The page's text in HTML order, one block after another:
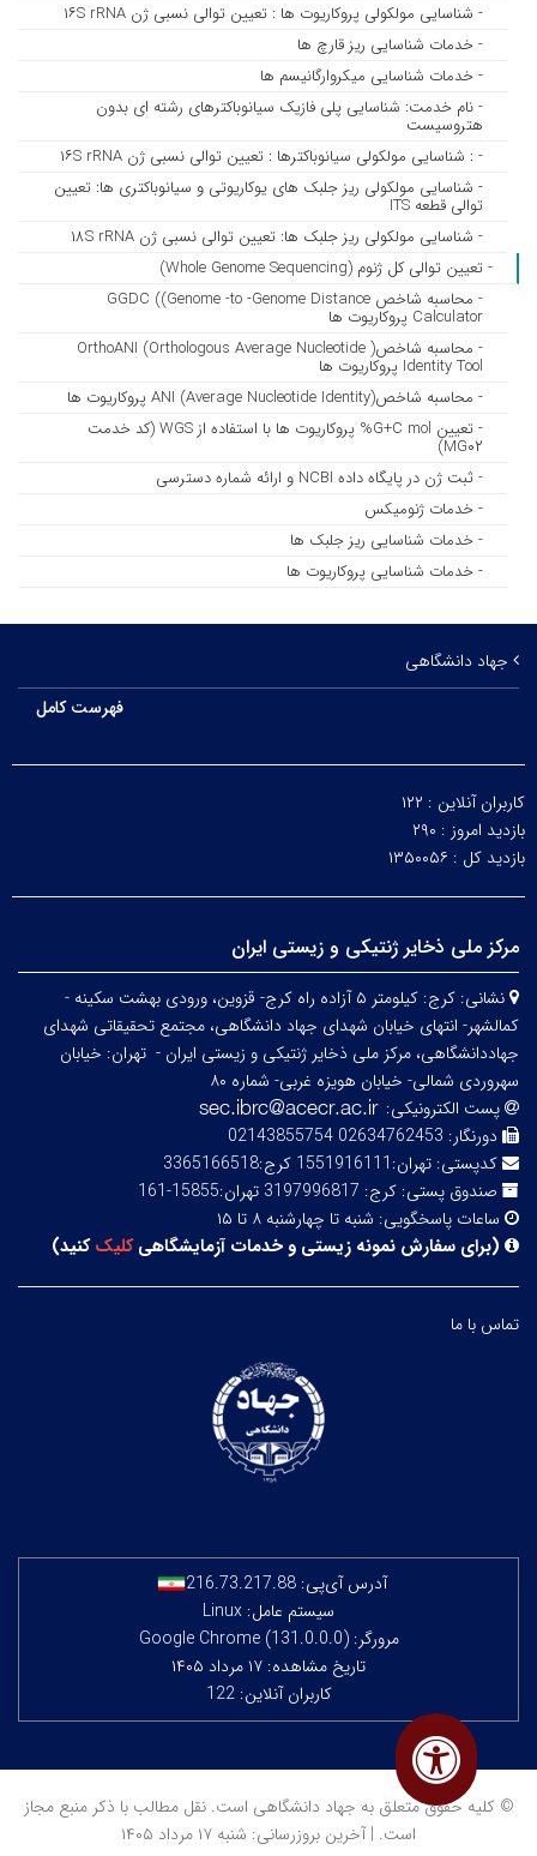
- شناسایی مولکولی پروکاریوت ها : تعیین توالی نسبی ژن ۱۶S rRNA
- خدمات شناسایی ریز قارچ ها
- خدمات شناسایی میکروارگانیسم ها
- نام خدمت: شناسایی پلی فازیک سیانوباکترهای رشته ای بدون
هتروسیست
- : شناسایی مولکولی سیانوباکترها : تعیین توالی نسبی ژن ۱۶S rRNA
- شناسایی مولکولی ریز جلبک های یوکاریوتی و سیانوباکتری ها: تعیین
توالی قطعه ITS
- شناسایی مولکولی ریز جلبک ها: تعیین توالی نسبی ژن ۱۸S rRNA
- تعیین توالی کل ژنوم (Whole Genome Sequencing)
- محاسبه شاخص GGDC ((Genome -to -Genome Distance
Calculator پروکاریوت ها
- محاسبه شاخص( OrthoANI (Orthologous Average Nucleotide
Identity Tool پروکاریوت ها
- محاسبه شاخص(ANI (Average Nucleotide Identity پروکاریوت ها
- تعیین G+C mol% پروکاریوت ها با استفاده از WGS (کد خدمت
MG۰۲)
- ثبت ژن در پایگاه داده NCBI و ارائه شماره دسترسی
- خدمات ژنومیکس
- خدمات شناسایی ریز جلبک ها
- خدمات شناسایی پروکاریوت ها
جهاد دانشگاهی
فهرست کامل
کاربران آنلاین : ۱۲۲
بازدید امروز : ۲۹۰
بازدید کل : ۱۳۵۰۰۵۶
مرکز ملی ذخایر ژنتیکی و زیستی ایران
نشانی:
کرج: کیلومتر ۵ آزاده راه کرج- قزوین، ورودی بهشت سکینه -
کمالشهر- انتهای خیابان شهدای جهاد دانشگاهی، مجتمع تحقیقاتی شهدای
جهاددانشگاهی، مرکز ملی ذخایر ژنتیکی و زیستی ایران - تهران: خیابان
سهروردی شمالی- خیابان هویزه غربی- شماره ۸۰
پست الکترونیکی:
دورنگار: 02634762453 02143855754
کدپستی: تهران:1551916111 کرج:3365166518
صندوق پستی: کرج: 3197996817 تهران:15855-161
ساعات پاسخگویی: شنبه تا چهارشنبه ۸ تا ۱۵
(برای سفارش نمونه زیستی و خدمات آزمایشگاهیکلیککنید)
تماس با ما
آدرس آی‌پی: 216.73.217.88
سیستم عامل: Linux
مرورگر: Google Chrome (131.0.0.0)
تاریخ مشاهده: ۱۷ مرداد ۱۴۰۵
کاربران آنلاین: 122
© کلیه حقوق متعلق به جهاد دانشگاهی است. نقل مطالب با ذکر منبع مجاز
است. | آخرین بروزرسانی: شنبه ۱۷ مرداد ۱۴۰۵